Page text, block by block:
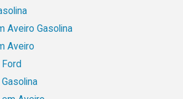
Aveiro Gasolina
Aveiro